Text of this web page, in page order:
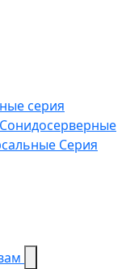
серия
серверные
Серия